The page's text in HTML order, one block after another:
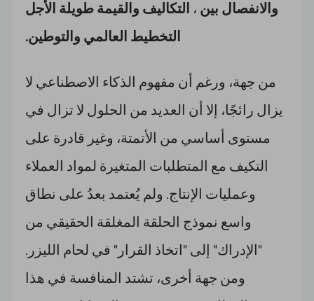
التكاليف والقيمة طويلة الأجل
، والانفصال بين
التخطيط العالمي والتوطين.
من جهة، ورغم أن مفهوم الذكاء الاصطناعي لا
يزال رائجًا، إلا أن العديد من الحلول لا تزال في
مستوى أساسي من الأتمتة، وغير قادرة على
التكيف مع المتطلبات المتغيرة لمواد العملاء
وعمليات الإنتاج. ولم يُعتمد بعدُ على نطاق
واسع نموذج الحلقة المغلقة الحقيقي من
"الإدراك" إلى "اتخاذ القرار" في لحام الليزر.
ومن جهة أخرى، تشتد المنافسة في هذا